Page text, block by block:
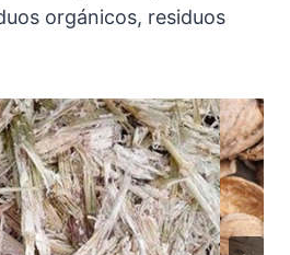
orgánicos, residuos